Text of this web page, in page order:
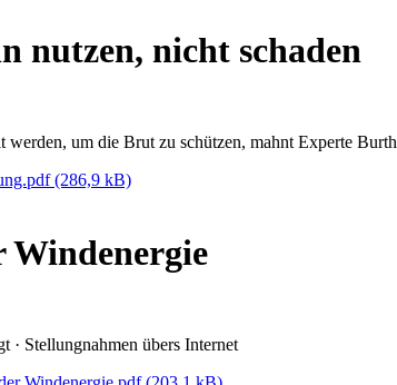
nutzen, nicht schaden
um die Brut zu schützen, mahnt Experte Burth
(286,9 kB)
Stellungnahmen übers Internet